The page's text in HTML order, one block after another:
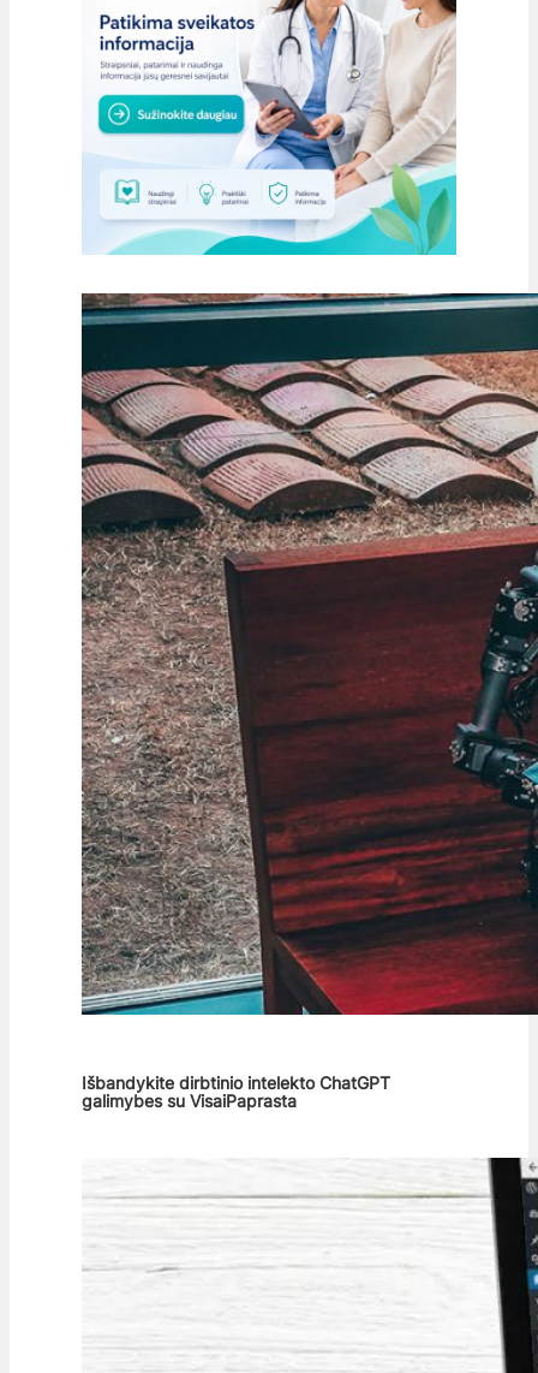
Išbandykite dirbtinio intelekto ChatGPT
galimybes su VisaiPaprasta